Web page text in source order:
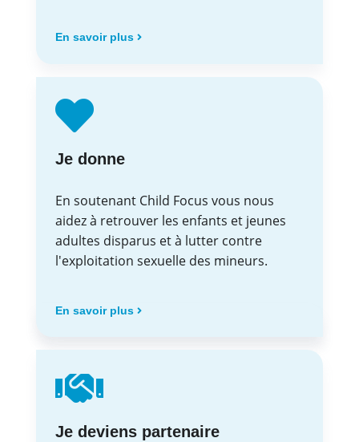
En savoir plus
Je donne
En soutenant Child Focus vous nous
aidez à retrouver les enfants et jeunes
adultes disparus et à lutter contre
l'exploitation sexuelle des mineurs.
En savoir plus
Je deviens partenaire